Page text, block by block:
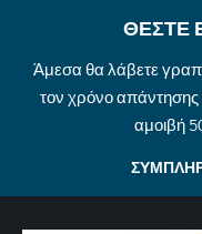
ΘΕΣΤΕ
Άμεσα θα λάβετε
τον χρόνο
αμοιβή